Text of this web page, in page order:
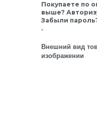
Покупаете по
выше?
Забыли
.
Внешний вид
изображении